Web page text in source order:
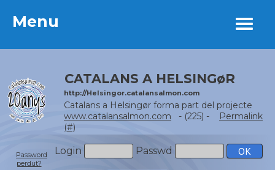
Menu
CATALANS A HELSINGøR
http://Helsingor.catalansalmon.com
Catalans a Helsingør forma part del projecte
www.catalansalmon.com - (225) -
Permalink
(#)
Login Passwd
Password
perdut?
Menu